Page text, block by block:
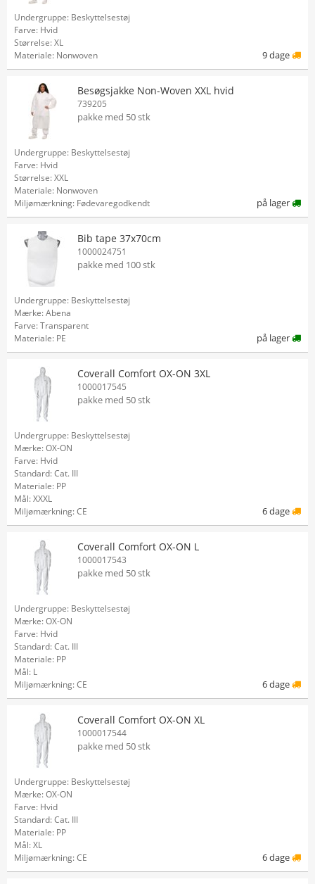
Undergruppe: Beskyttelsestøj
Farve: Hvid
Størrelse: XL
Materiale: Nonwoven
9 dage
Besøgsjakke Non-Woven XXL hvid
739205
pakke med 50 stk
Undergruppe: Beskyttelsestøj
Farve: Hvid
Størrelse: XXL
Materiale: Nonwoven
Miljømærkning: Fødevaregodkendt
på lager
Bib tape 37x70cm
1000024751
pakke med 100 stk
Undergruppe: Beskyttelsestøj
Mærke: Abena
Farve: Transparent
Materiale: PE
på lager
Coverall Comfort OX-ON 3XL
1000017545
pakke med 50 stk
Undergruppe: Beskyttelsestøj
Mærke: OX-ON
Farve: Hvid
Standard: Cat. III
Materiale: PP
Mål: XXXL
Miljømærkning: CE
6 dage
Coverall Comfort OX-ON L
1000017543
pakke med 50 stk
Undergruppe: Beskyttelsestøj
Mærke: OX-ON
Farve: Hvid
Standard: Cat. III
Materiale: PP
Mål: L
Miljømærkning: CE
6 dage
Coverall Comfort OX-ON XL
1000017544
pakke med 50 stk
Undergruppe: Beskyttelsestøj
Mærke: OX-ON
Farve: Hvid
Standard: Cat. III
Materiale: PP
Mål: XL
Miljømærkning: CE
6 dage